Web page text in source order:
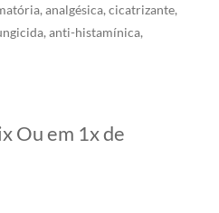
analgésica, cicatrizante,
anti-histamínica,
Ou em 1xde